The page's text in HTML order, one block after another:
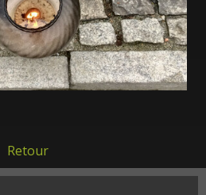
Retour